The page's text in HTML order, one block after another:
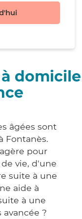
domicile
âgées sont
Fontanès.
pour
vie, d'une
suite à une
aide à
à une
?